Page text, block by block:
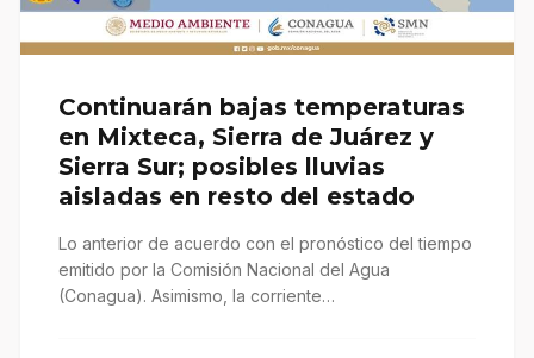
Continuarán bajas temperaturas
en Mixteca, Sierra de Juárez y
Sierra Sur; posibles lluvias
aisladas en resto del estado
Lo anterior de acuerdo con el pronóstico del tiempo
emitido por la Comisión Nacional del Agua
(Conagua). Asimismo, la corriente…